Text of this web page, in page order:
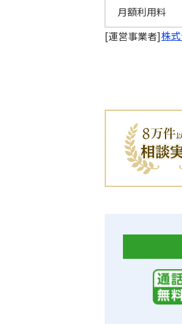
月額利用料
[運営事業者]株